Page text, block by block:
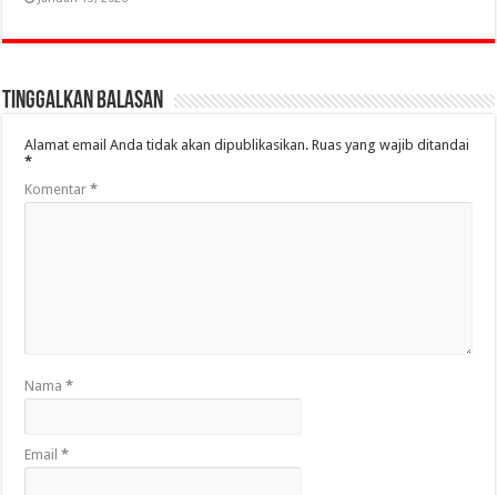
Tinggalkan Balasan
Alamat email Anda tidak akan dipublikasikan. Ruas yang wajib ditandai
*
Komentar*
Nama*
Email*